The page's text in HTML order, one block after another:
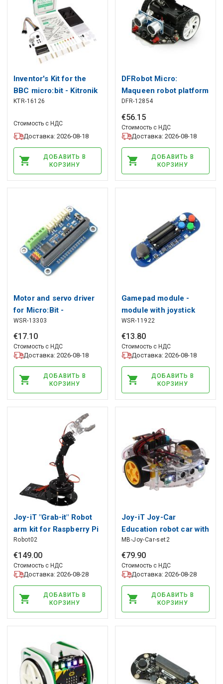
Inventor's Kit for the
BBC micro:bit - Kitronik
5603
KTR-16126
Стоимость с НДС
Доставка: 2026-08-18
ДОБАВИТЬ В
КОРЗИНУ
DFRobot Micro:
Maqueen robot platform
for Micro:bit
DFR-12854
€56.15
Стоимость с НДС
Доставка: 2026-08-18
ДОБАВИТЬ В
КОРЗИНУ
Motor and servo driver
for Micro:Bit -
Waveshare 15220
WSR-13303
€17.10
Стоимость с НДС
Доставка: 2026-08-18
ДОБАВИТЬ В
КОРЗИНУ
Gamepad module -
module with joystick
and buttons for BBC
micro: bit - Waveshare
14593
WSR-11922
€13.80
Стоимость с НДС
Доставка: 2026-08-18
ДОБАВИТЬ В
КОРЗИНУ
Joy-iT "Grab-it" Robot
arm kit for Raspberry Pi
and Arduino
Robot02
€149.00
Стоимость с НДС
Доставка: 2026-08-28
ДОБАВИТЬ В
КОРЗИНУ
Joy-iT Joy-Car
Education robot car with
BBC micro:bit V2
MB-Joy-Car-set2
€79.90
Стоимость с НДС
Доставка: 2026-08-28
ДОБАВИТЬ В
КОРЗИНУ